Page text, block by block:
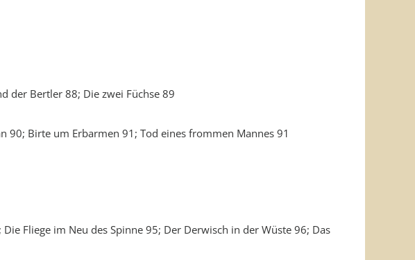
der Bertler 88; Die zwei Füchse 89
90; Birte um Erbarmen 91; Tod eines frommen Mannes 91
Fliege im Neu des Spinne 95; Der Derwisch in der Wüste 96; Das